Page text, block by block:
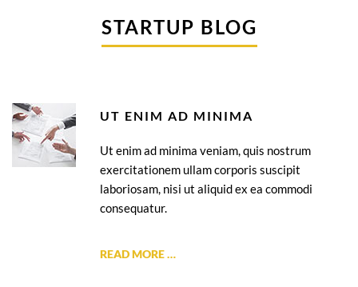
STARTUP BLOG
UT ENIM AD MINIMA
Ut enim ad minima veniam, quis nostrum
exercitationem ullam corporis suscipit
laboriosam, nisi ut aliquid ex ea commodi
consequatur.
READ MORE …